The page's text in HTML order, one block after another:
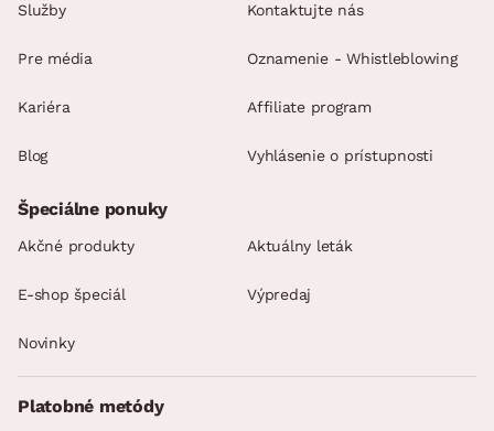
Služby
Pre média
Kariéra
Blog
Kontaktujte nás
Oznamenie - Whistleblowing
Affiliate program
Vyhlásenie o prístupnosti
Špeciálne ponuky
Akčné produkty Aktuálny leták
E-shop špeciál Výpredaj
Novinky
Platobné metódy